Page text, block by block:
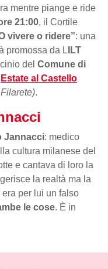
mentre piange e ride
21:00, il Cortile
vivere o ridere”: una
promossa da L ILT
del Comune di
Estate al Castello
.
Jannacci: medico
cultura milanese del
e cantava di loro la
la realtà ma la
era per lui un falso
le cose. È in